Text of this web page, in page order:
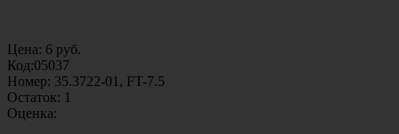
Цена: 6 руб.
Код:05037
Номер: 35.3722-01, FT-7.5
Остаток: 1
Оценка: